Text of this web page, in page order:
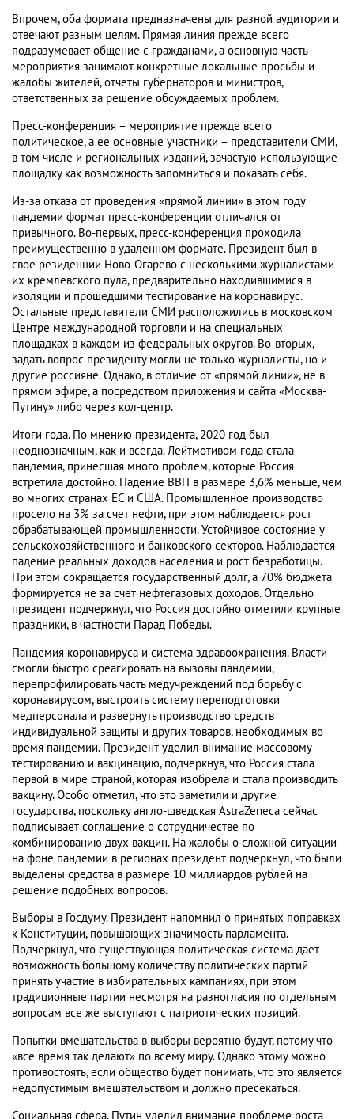
Впрочем, оба формата предназначены для разной аудитории и
отвечают разным целям. Прямая линия прежде всего
подразумевает общение с гражданами, а основную часть
мероприятия занимают конкретные локальные просьбы и
жалобы жителей, отчеты губернаторов и министров,
ответственных за решение обсуждаемых проблем.
Пресс-конференция – мероприятие прежде всего
политическое, а ее основные участники – представители СМИ,
в том числе и региональных изданий, зачастую использующие
площадку как возможность запомниться и показать себя.
Из-за отказа от проведения «прямой линии» в этом году
пандемии формат пресс-конференции отличался от
привычного. Во-первых, пресс-конференция проходила
преимущественно в удаленном формате. Президент был в
свое резиденции Ново-Огарево с несколькими журналистами
их кремлевского пула, предварительно находившимися в
изоляции и прошедшими тестирование на коронавирус.
Остальные представители СМИ расположились в московском
Центре международной торговли и на специальных
площадках в каждом из федеральных округов. Во-вторых,
задать вопрос президенту могли не только журналисты, но и
другие россияне. Однако, в отличие от «прямой линии», не в
прямом эфире, а посредством приложения и сайта «Москва-
Путину» либо через кол-центр.
Итоги года. По мнению президента, 2020 год был
неоднозначным, как и всегда. Лейтмотивом года стала
пандемия, принесшая много проблем, которые Россия
встретила достойно. Падение ВВП в размере 3,6% меньше, чем
во многих странах ЕС и США. Промышленное производство
просело на 3% за счет нефти, при этом наблюдается рост
обрабатывающей промышленности. Устойчивое состояние у
сельскохозяйственного и банковского секторов. Наблюдается
падение реальных доходов населения и рост безработицы.
При этом сокращается государственный долг, а 70% бюджета
формируется не за счет нефтегазовых доходов. Отдельно
президент подчеркнул, что Россия достойно отметили крупные
праздники, в частности Парад Победы.
Пандемия коронавируса и система здравоохранения. Власти
смогли быстро среагировать на вызовы пандемии,
перепрофилировать часть медучреждений под борьбу с
коронавирусом, выстроить систему переподготовки
медперсонала и развернуть производство средств
индивидуальной защиты и других товаров, необходимых во
время пандемии. Президент уделил внимание массовому
тестированию и вакцинацию, подчеркнув, что Россия стала
первой в мире страной, которая изобрела и стала производить
вакцину. Особо отметил, что это заметили и другие
государства, поскольку англо-шведская AstraZeneca сейчас
подписывает соглашение о сотрудничестве по
комбинированию двух вакцин. На жалобы о сложной ситуации
на фоне пандемии в регионах президент подчеркнул, что были
выделены средства в размере 10 миллиардов рублей на
решение подобных вопросов.
Выборы в Госдуму. Президент напомнил о принятых поправках
к Конституции, повышающих значимость парламента.
Подчеркнул, что существующая политическая система дает
возможность большому количеству политических партий
принять участие в избирательных кампаниях, при этом
традиционные партии несмотря на разногласия по отдельным
вопросам все же выступают с патриотических позиций.
Попытки вмешательства в выборы вероятно будут, потому что
«все время так делают» по всему миру. Однако этому можно
противостоять, если общество будет понимать, что это является
недопустимым вмешательством и должно пресекаться.
Социальная сфера. Путин уделил внимание проблеме роста